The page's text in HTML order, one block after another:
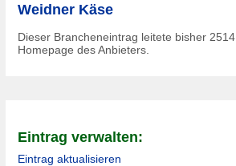
Weidner Käse
Dieser Brancheneintrag leitete bisher 2514
Homepage des Anbieters.
Eintrag verwalten:
Eintrag aktualisieren